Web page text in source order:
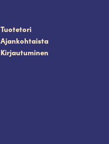
Tuotetori
Ajankohtaista
Kirjautuminen